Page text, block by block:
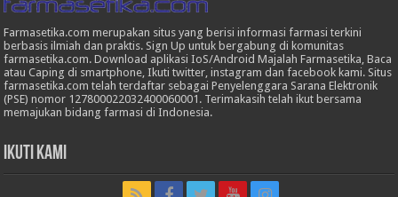
Farmasetika.com merupakan situs yang berisi informasi farmasi terkini
berbasis ilmiah dan praktis. Sign Up untuk bergabung di komunitas
farmasetika.com. Download aplikasi IoS/Android Majalah Farmasetika, Baca
atau Caping di smartphone, Ikuti twitter, instagram dan facebook kami. Situs
farmasetika.com telah terdaftar sebagai Penyelenggara Sarana Elektronik
(PSE) nomor 127800022032400060001. Terimakasih telah ikut bersama
memajukan bidang farmasi di Indonesia.
Ikuti Kami